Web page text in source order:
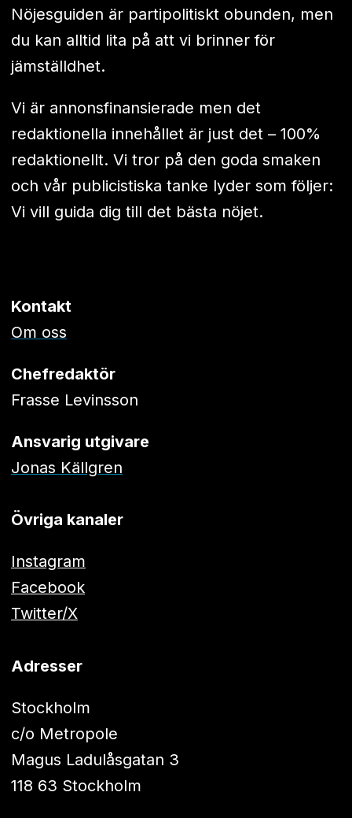
Nöjesguiden är partipolitiskt obunden, men
du kan alltid lita på att vi brinner för
jämställdhet.
Vi är annonsfinansierade men det
redaktionella innehållet är just det – 100%
redaktionellt. Vi tror på den goda smaken
och vår publicistiska tanke lyder som följer:
Vi vill guida dig till det bästa nöjet.
Kontakt
Om oss
Chefredaktör
Frasse Levinsson
Ansvarig utgivare
Jonas Källgren
Övriga kanaler
Instagram
Facebook
Twitter/X
Adresser
Stockholm
c/o Metropole
Magus Ladulåsgatan 3
118 63 Stockholm